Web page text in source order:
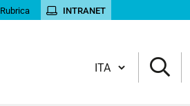
Rubrica INTRANET
Cambia lingua